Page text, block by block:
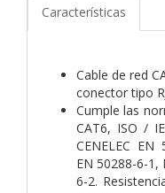
Características
Cable de red
conector tipo
Cumple las
CAT6, ISO /
CENELEC EN
EN 50288-6-1,
6-2.